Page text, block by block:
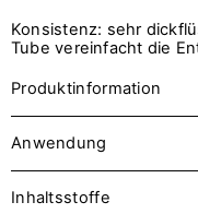
Konsistenz: sehr
Tube vereinfacht die
Produktinformation
Anwendung
Inhaltsstoffe